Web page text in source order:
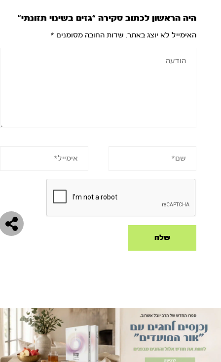
היה הראשון לכתוב סקירה “גזים בשינוי תזונתי”
האימייל לא יוצג באתר. שדות החובה מסומנים *